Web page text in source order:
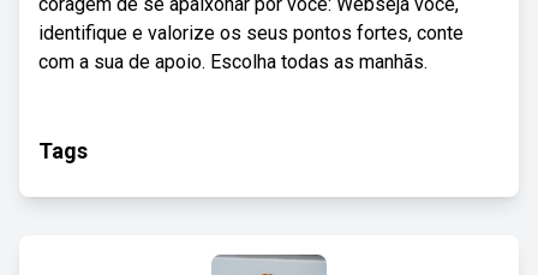
identifique e valorize os seus pontos fortes, conte
com a sua de apoio. Escolha todas as manhãs.
Tags